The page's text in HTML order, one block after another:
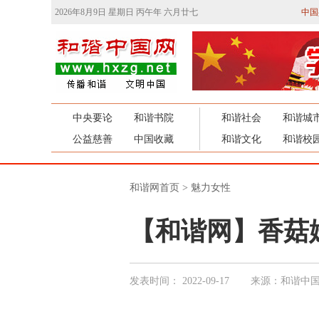
2026年8月9日 星期日 丙午年 六月廿七 中
中央要论
和谐书院
公益慈善
中国收藏
和谐社会
和谐城
和谐文化
和谐校
和谐网首页 > 魅力女性
【和谐网】香
发表时间： 2022-09-17 来源：和谐中